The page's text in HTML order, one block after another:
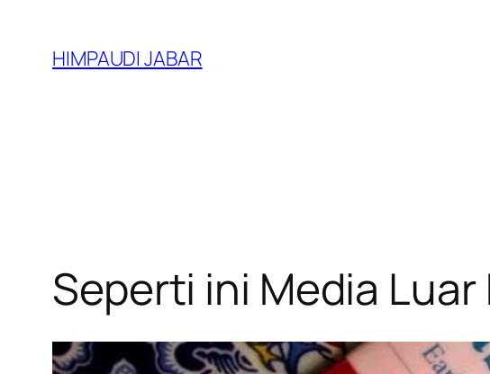
konten
HIMPAUDI JABAR
Seperti ini Media